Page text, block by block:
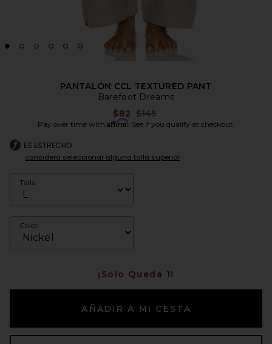
PANTALÓN CCL TEXTURED PANT
Barefoot Dreams
$82 Previous price:
$145
Pay over time with Affirm. See if you qualify at checkout.
ES ESTRECHO
considera seleccionar alguna talla superior
Talla
Color
¡Solo Queda 1!
AÑADIR A MI CESTA